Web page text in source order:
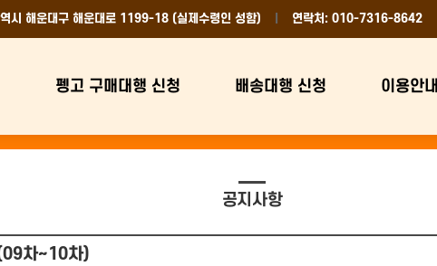
시 해운대구 해운대로 1199-18 (실제수령인 성함) 연락처: 010-7316-8642
펭고 구매대행 신청 배송대행 신청 이용안내
공지사항
차~10차)